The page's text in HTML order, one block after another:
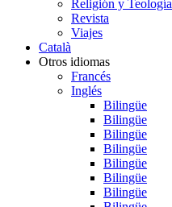
Religión y Teología
Revista
Viajes
Català
Otros idiomas
Francés
Inglés
Bilingüe
Bilingüe
Bilingüe
Bilingüe
Bilingüe
Bilingüe
Bilingüe